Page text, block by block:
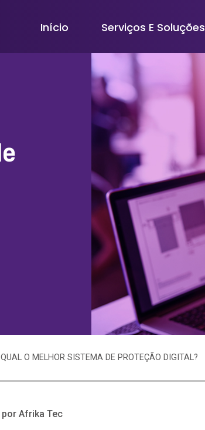
Início Serviços E Soluções
QUAL O MELHOR SISTEMA DE PROTEÇÃO DIGITAL?
Afrika Tec